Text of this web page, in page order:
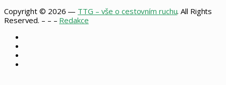
Copyright © 2026 — TTG – vše o cestovním ruchu. All Rights
Reserved. – – – Redakce